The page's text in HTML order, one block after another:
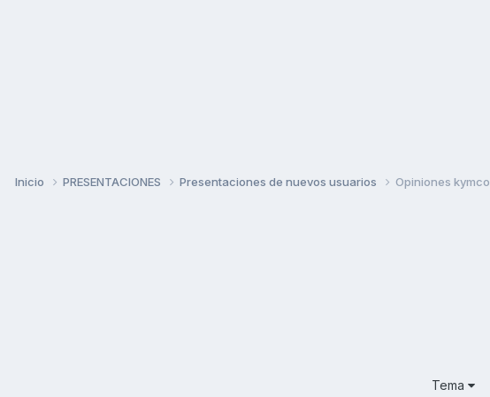
Inicio PRESENTACIONES Presentaciones de nuevos usuarios Opiniones kymco
Tema